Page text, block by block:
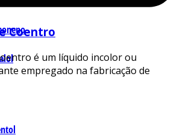
Coentro
é um líquido incolor ou
empregado na fabricação de